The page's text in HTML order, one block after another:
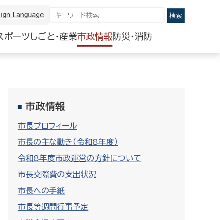
Language
ポーツしごと・産業市政情報 防災・消防
市政情報
市長プロフィール
市長の主な動き（令和8年度）
令和8年度市政運営の方針について
市長交際費の支出状況
市長への手紙
市長等週間行事予定